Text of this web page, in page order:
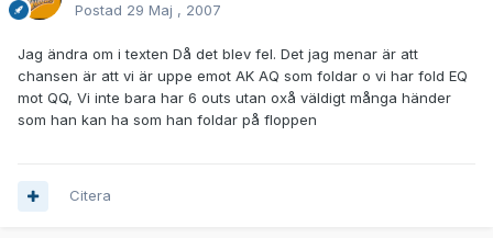
Postad 29 Maj , 2007
Jag ändra om i texten Då det blev fel. Det jag menar är att
chansen är att vi är uppe emot AK AQ som foldar o vi har fold EQ
mot QQ, Vi inte bara har 6 outs utan oxå väldigt många händer
som han kan ha som han foldar på floppen
Citera